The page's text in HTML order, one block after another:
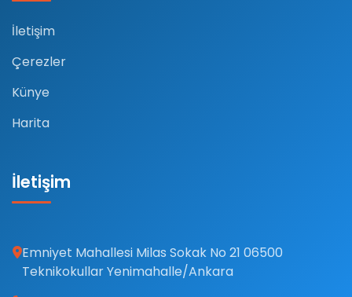
İletişim
Çerezler
Künye
Harita
İletişim
Emniyet Mahallesi Milas Sokak No 21 06500
Teknikokullar Yenimahalle/Ankara